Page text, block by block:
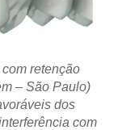
retenção
– São Paulo)
dos
com